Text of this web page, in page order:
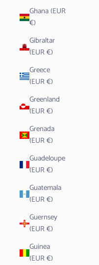
Ghana (EUR
€)
Gibraltar
(EUR €)
Greece
(EUR €)
Greenland
(EUR €)
Grenada
(EUR €)
Guadeloupe
(EUR €)
Guatemala
(EUR €)
Guernsey
(EUR €)
Guinea
(EUR €)